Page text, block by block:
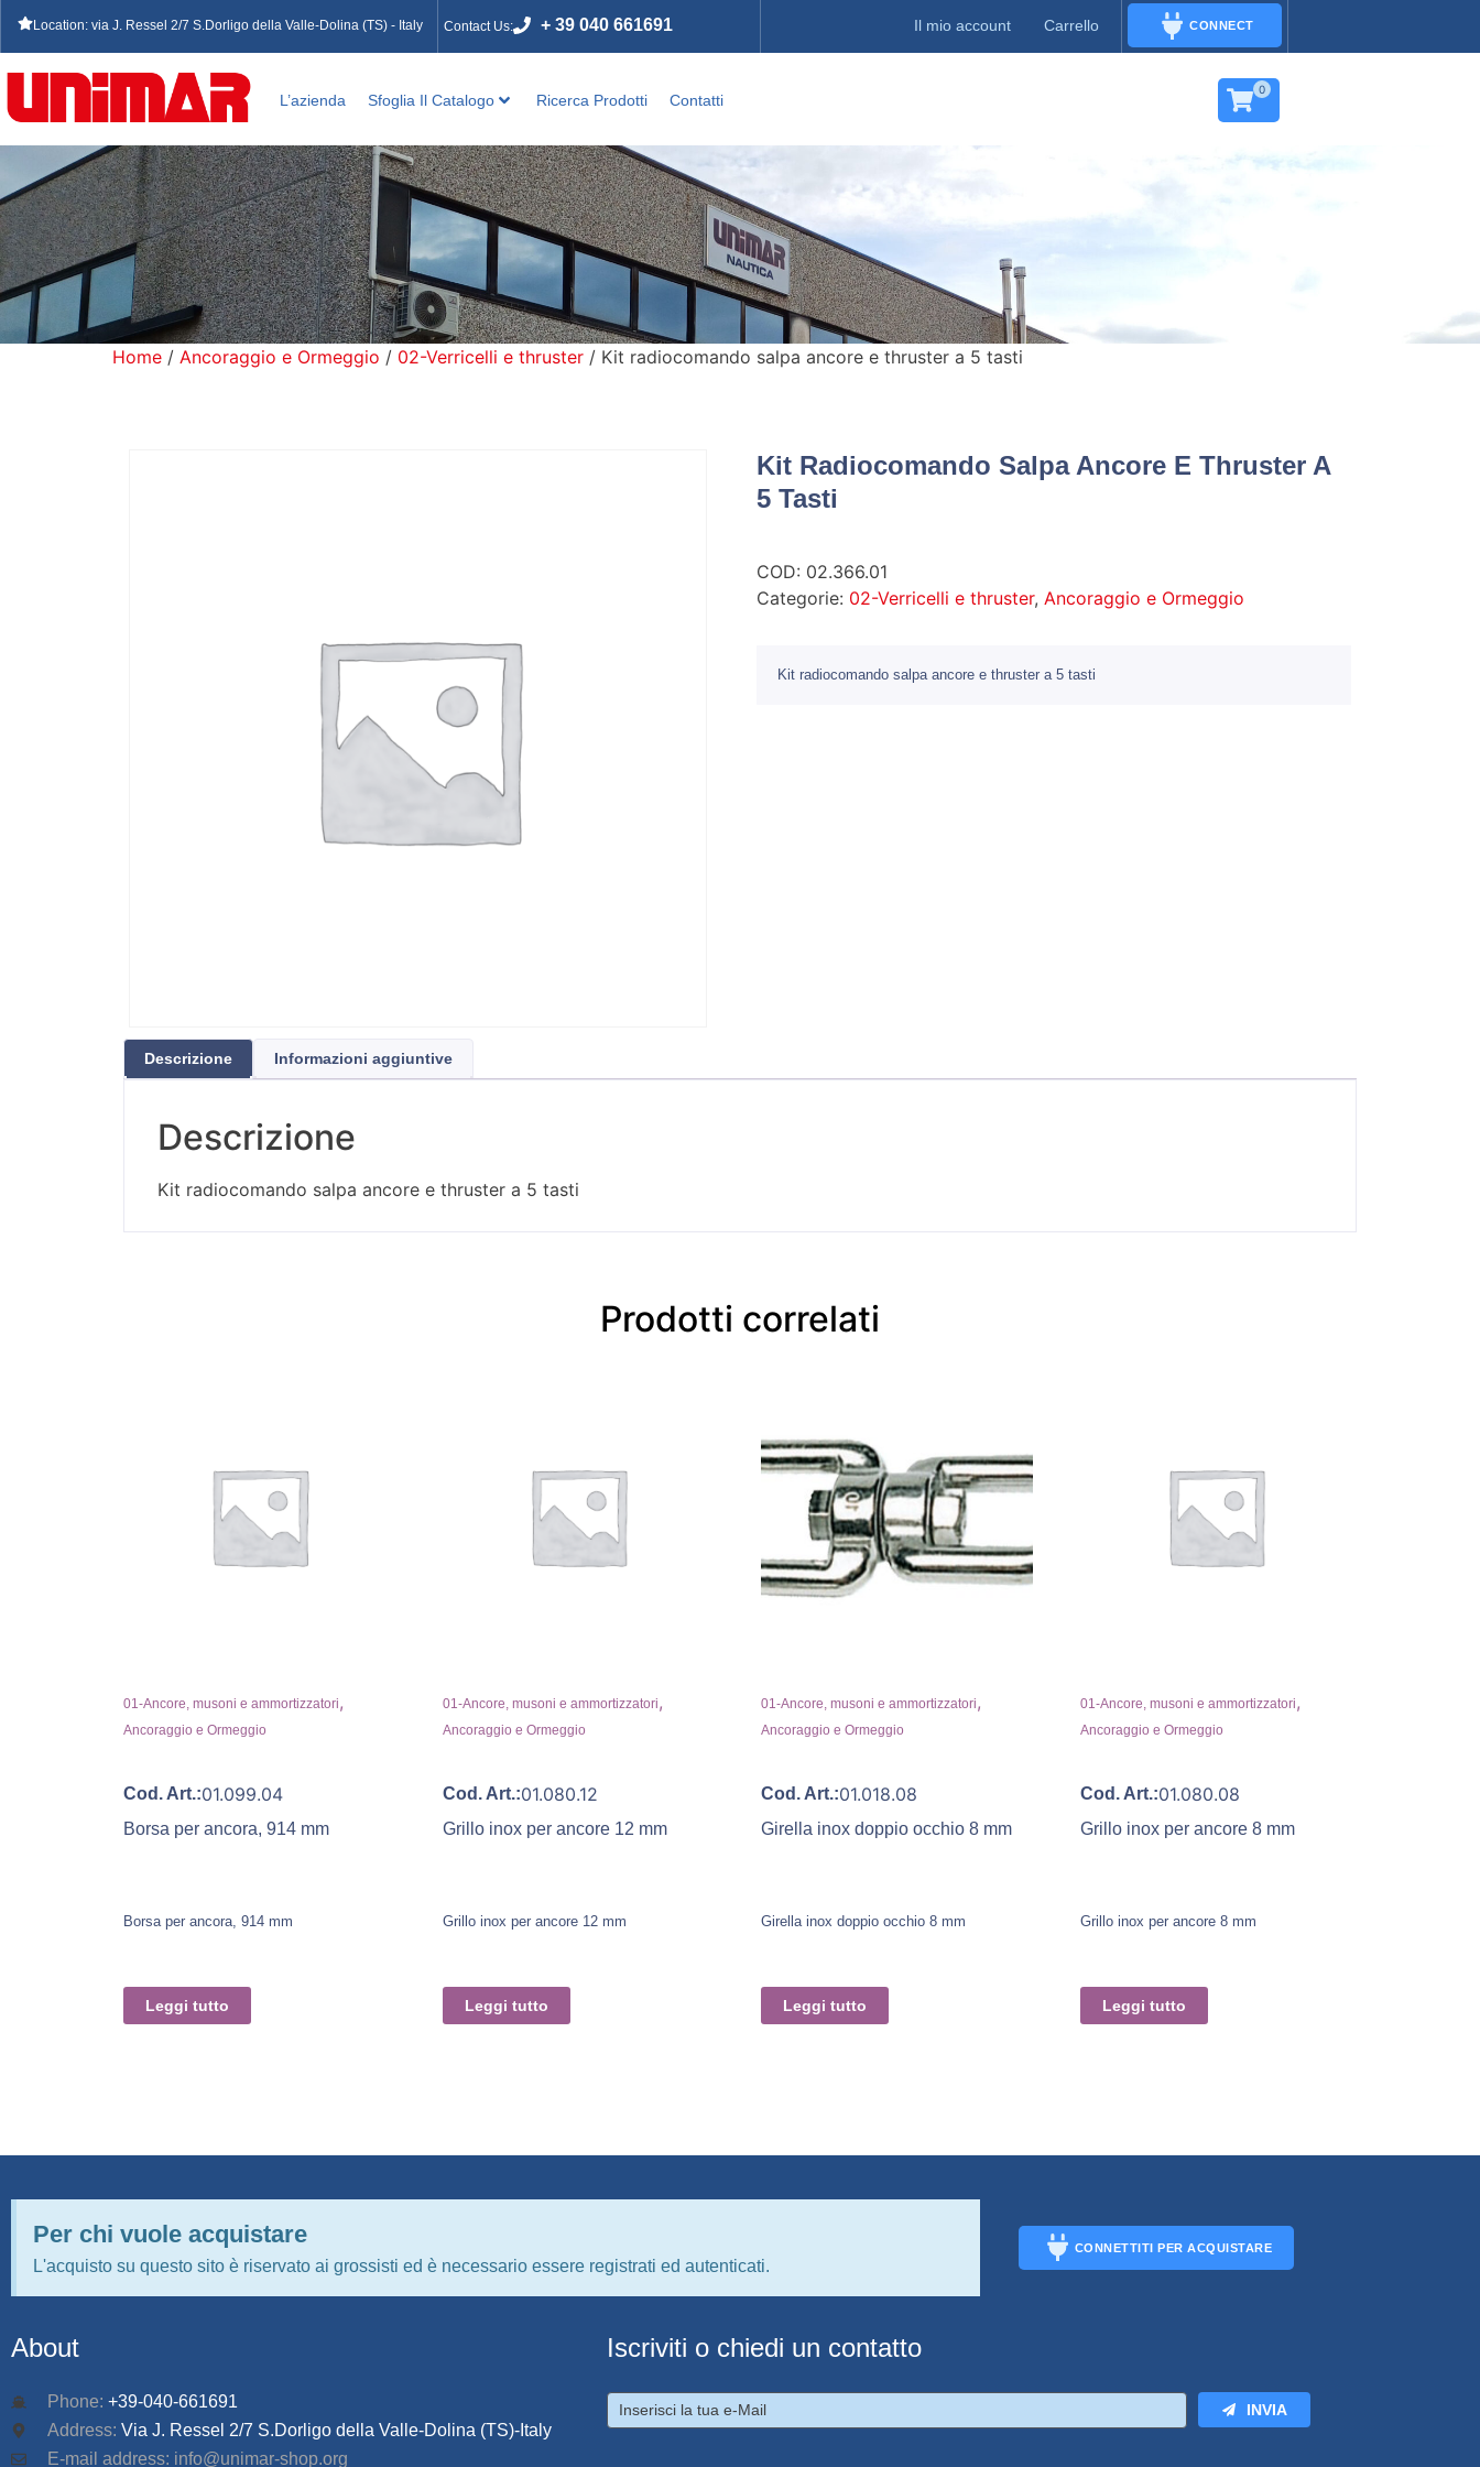
Location: via J. Ressel 2/7 S.Dorligo della Valle-Dolina (TS) - Italy Contact Us: + 39 040 661691 Il mio account Carrello CONNECT
L’azienda Sfoglia Il Catalogo Ricerca Prodotti Contatti
0
Home / Ancoraggio e Ormeggio / 02-Verricelli e thruster / Kit radiocomando salpa ancore e thruster a 5 tasti
Kit Radiocomando Salpa Ancore E Thruster A
5 Tasti
COD: 02.366.01
Categorie: 02-Verricelli e thruster, Ancoraggio e Ormeggio
Kit radiocomando salpa ancore e thruster a 5 tasti
Descrizione Informazioni aggiuntive
Descrizione
Kit radiocomando salpa ancore e thruster a 5 tasti
Prodotti correlati
01-Ancore, musoni e ammortizzatori,
Ancoraggio e Ormeggio
Cod. Art.:01.099.04
Borsa per ancora, 914 mm
Borsa per ancora, 914 mm
Leggi tutto
01-Ancore, musoni e ammortizzatori,
Ancoraggio e Ormeggio
Cod. Art.:01.080.12
Grillo inox per ancore 12 mm
Grillo inox per ancore 12 mm
Leggi tutto
01-Ancore, musoni e ammortizzatori,
Ancoraggio e Ormeggio
Cod. Art.:01.018.08
Girella inox doppio occhio 8 mm
Girella inox doppio occhio 8 mm
Leggi tutto
01-Ancore, musoni e ammortizzatori,
Ancoraggio e Ormeggio
Cod. Art.:01.080.08
Grillo inox per ancore 8 mm
Grillo inox per ancore 8 mm
Leggi tutto
Per chi vuole acquistare
L'acquisto su questo sito è riservato ai grossisti ed è necessario essere registrati ed autenticati.
CONNETTITI PER ACQUISTARE
About
Phone: +39-040-661691
Address: Via J. Ressel 2/7 S.Dorligo della Valle-Dolina (TS)-Italy
E-mail address: info@unimar-shop.org
Iscriviti o chiedi un contatto
INVIA